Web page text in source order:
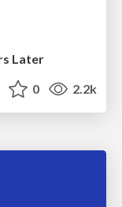
Later
0 2.2k